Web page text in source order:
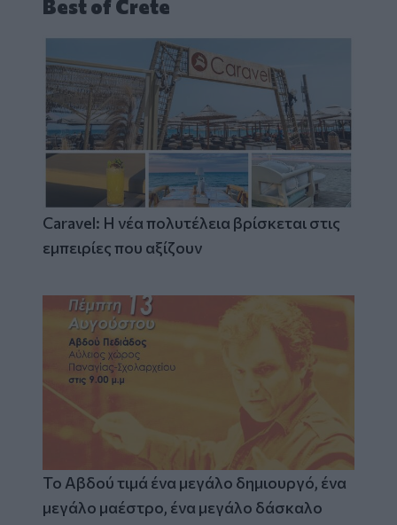
Best of Crete
Caravel: Η νέα πολυτέλεια βρίσκεται στις
εμπειρίες που αξίζουν
Το Αβδού τιμά ένα μεγάλο δημιουργό, ένα
μεγάλο μαέστρο, ένα μεγάλο δάσκαλο